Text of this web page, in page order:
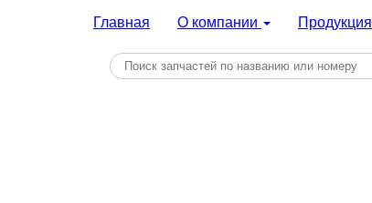
Главная
О компании Продукция